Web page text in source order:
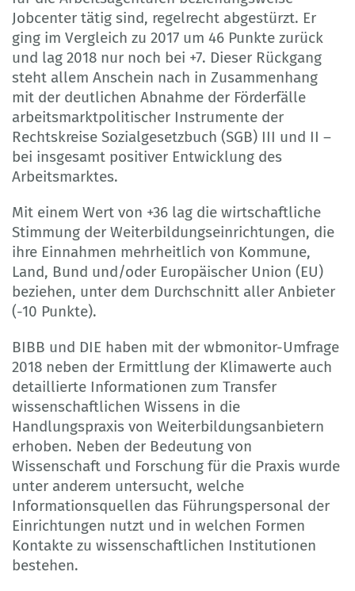
Jobcenter tätig sind, regelrecht abgestürzt. Er
ging im Vergleich zu 2017 um 46 Punkte zurück
und lag 2018 nur noch bei +7. Dieser Rückgang
steht allem Anschein nach in Zusammenhang
mit der deutlichen Abnahme der Förderfälle
arbeitsmarktpolitischer Instrumente der
Rechtskreise Sozialgesetzbuch (SGB) III und II –
bei insgesamt positiver Entwicklung des
Arbeitsmarktes.
Mit einem Wert von +36 lag die wirtschaftliche
Stimmung der Weiterbildungseinrichtungen, die
ihre Einnahmen mehrheitlich von Kommune,
Land, Bund und/oder Europäischer Union (EU)
beziehen, unter dem Durchschnitt aller Anbieter
(-10 Punkte).
BIBB und DIE haben mit der wbmonitor-Umfrage
2018 neben der Ermittlung der Klimawerte auch
detaillierte Informationen zum Transfer
wissenschaftlichen Wissens in die
Handlungspraxis von Weiterbildungsanbietern
erhoben. Neben der Bedeutung von
Wissenschaft und Forschung für die Praxis wurde
unter anderem untersucht, welche
Informationsquellen das Führungspersonal der
Einrichtungen nutzt und in welchen Formen
Kontakte zu wissenschaftlichen Institutionen
bestehen.